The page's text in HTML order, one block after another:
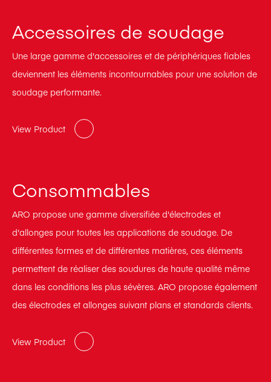
Accessoires de soudage
Une large gamme d'accessoires et de périphériques fiables
deviennent les éléments incontournables pour une solution de
soudage performante.
View Product
Consommables
ARO propose une gamme diversifiée d'électrodes et
d'allonges pour toutes les applications de soudage. De
différentes formes et de différentes matières, ces éléments
permettent de réaliser des soudures de haute qualité même
dans les conditions les plus sévères. ARO propose également
des électrodes et allonges suivant plans et standards clients.
View Product